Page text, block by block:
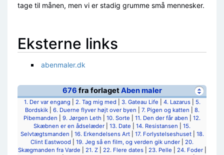
tage til månen, men vi er stadig grumme små mennesker.
Eksterne links
abenmaler.dk
676 fra forlagetAben maler
1. Der var engang 2. Tag mig med 3. Gateau Life 4. Lazarus|
5.
Bordskik| 6. Duerne flyver højt over byen 7. Pigen og katten
8.
Pibemanden
9. Jørgen Leth 10. Sorte 11. Den der får aben
12.
Skæbnen er en ådselæder
13. Date 14. Resistansen
15.
Selvtægtsmanden
16. Erkendelsens Art| 17. Forlystelseshuset| 18.
Clint Eastwood
19. Jeg så en film, og verden gik under
20.
Skægmanden fra Varde
21. Z| 22. Flere dates| 23. Pelle 24. Foder|